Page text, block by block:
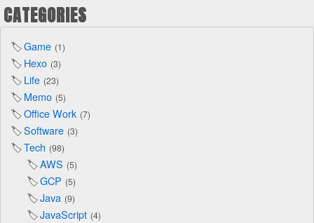
CATEGORIES
Game 1
Hexo 3
Life 23
Memo 5
Office Work 7
Software 3
Tech 98
AWS 5
GCP 5
Java 9
JavaScript 4